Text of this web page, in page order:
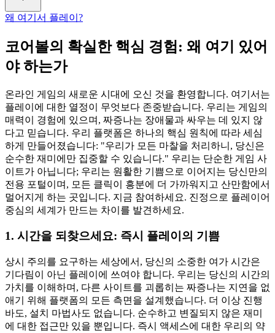
왜 여기서 플레이?
코어볼의 확실한 핵심 경험: 왜 여기 있어
야 하는가
온라인 게임의 새로운 시대에 오신 것을 환영합니다. 여기서는
플레이에 대한 열정이 무엇보다 존중받습니다. 우리는 게임의
매력이 경험에 있으며, 짜증나는 장애물과 싸우는 데 있지 않
다고 믿습니다. 우리 플랫폼은 하나의 핵심 원칙에 따라 세심
하게 만들어졌습니다: "우리가 모든 마찰을 처리하니, 당신은
순수한 재미에만 집중할 수 있습니다." 우리는 단순한 게임 사
이트가 아닙니다; 우리는 원활한 기쁨으로 이어지는 당신만의
전용 포털이며, 모든 클릭이 흥분에 더 가까워지고 산만함에서
멀어지게 하는 곳입니다. 지금 참여하세요. 진정으로 플레이어
중심의 세계가 만드는 차이를 발견하세요.
1. 시간을 되찾으세요: 즉시 플레이의 기쁨
상시 주의를 요구하는 세상에서, 당신의 소중한 여가 시간은
기다림이 아닌 플레이에 쓰여야 합니다. 우리는 당신의 시간의
가치를 이해하며, 다른 사이트를 괴롭히는 짜증나는 지연을 없
애기 위해 플랫폼의 모든 측면을 설계했습니다. 더 이상 진행
바도, 설치 마법사도 없습니다. 순수하고 변질되지 않은 재미
에 대한 접근만 있을 뿐입니다. 즉시 액세스에 대한 우리의 약